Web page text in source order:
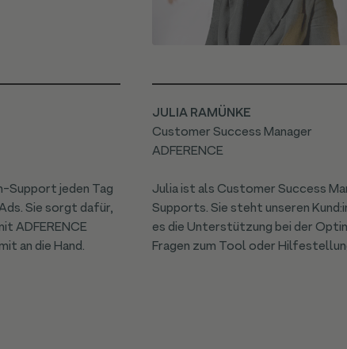
Support jeden Tag
Sie sorgt dafür,
ADFERENCE
an die Hand.
JULIA RAMÜNKE
Customer Success Manager
ADFERENCE
Julia ist als Customer Success
Supports. Sie steht unseren
es die Unterstützung bei der
Fragen zum Tool oder